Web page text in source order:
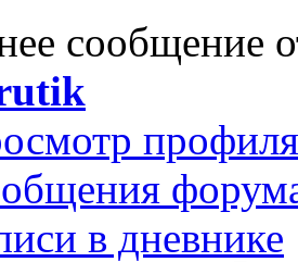
сообщение
профиля
в дневнике